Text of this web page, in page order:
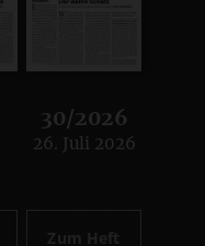
30/2026
:
26. Juli 2026
Zum Heft